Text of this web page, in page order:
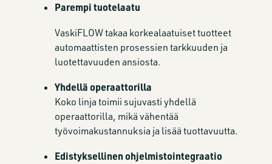
Parempi tuotelaatu
VaskiFLOW takaa korkealaatuiset tuotteet
automaattisten prosessien tarkkuuden ja
luotettavuuden ansiosta.
Yhdellä operaattorilla
Koko linja toimii sujuvasti yhdellä
operaattorilla, mikä vähentää
työvoimakustannuksia ja lisää tuottavuutta.
Edistyksellinen ohjelmistointegraatio